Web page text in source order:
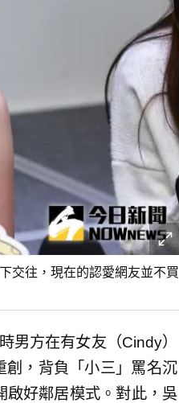
交往，現在的認愛網友並不買
男方在有女友（Cindy）
創，背負「小三」罵名沉
啟好鄰居模式。對此，吳